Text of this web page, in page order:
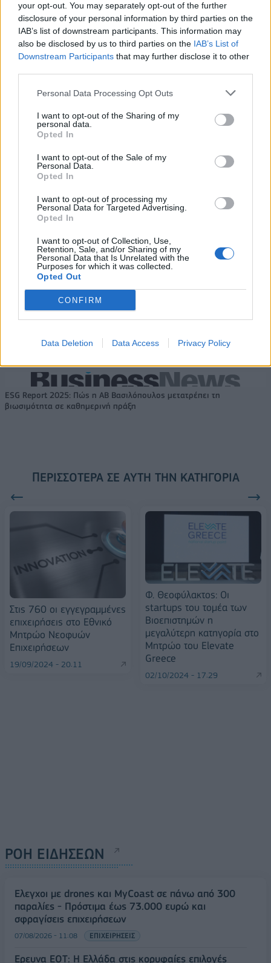
your opt-out. You may separately opt-out of the further
disclosure of your personal information by third parties on the
IAB’s list of downstream participants. This information may
also be disclosed by us to third parties on the IAB’s List of
Downstream Participants that may further disclose it to other
Personal Data Processing Opt Outs
I want to opt-out of the Sharing of my
personal data.
Opted In
I want to opt-out of the Sale of my
Personal Data.
Opted In
I want to opt-out of processing my
Personal Data for Targeted Advertising.
Opted In
I want to opt-out of Collection, Use,
Retention, Sale, and/or Sharing of my
Personal Data that Is Unrelated with the
Purposes for which it was collected.
Opted Out
CONFIRM
Data Deletion Data Access Privacy Policy
Καρδίτσα: Επέστρεψε υγιής ο
ΠΑΟΚ: Η άφιξη του Μπεν Μουρ
στη Θεσσαλονίκη (pics)
εκατ. ευρώ στο α' εξάμηνο –
Στα 734 εκατ. ευρώ τα EBITDA
σιδηροτροχιών στο Μετρό της
Αθήνας - Στο τελικό στάδιο το
Η Chery επενδύει 75 εκατ. δολάρια στην KG Mobility
Το FIAT 500 Hybrid τώρα από
18.990 ευρώ
18η συνεχόμενη χρονιά για τον
FTSE4Good
Alpha Bank: Για πρώτη φορά το Αρχαίο Θέατρο Επιδαύρου άνοιξε τις
πύλες του σε όλους
ESG Report 2025: Πώς η ΑΒ Βασιλόπουλος μετατρέπει τη
βιωσιμότητα σε καθημερινή πράξη
ΠΕΡΙΣΣΌΤΕΡΑ ΣΕ ΑΥΤΉ ΤΗΝ ΚΑΤΗΓΟΡΊΑ
Στις 760 οι εγγεγραμμένες
επιχειρήσεις στο Εθνικό
Μητρώο Νεοφυών
Επιχειρήσεων
19/09/2024 - 20:11
Φ. Θεοφύλακτος: Οι
startups του τομέα των
Βιοεπιστημών η
μεγαλύτερη κατηγορία στο
Μητρώο του Elevate
Greece
02/10/2024 - 17:29
ΡΟΗ ΕΙΔΗΣΕΩΝ
Έλεγχοι με drones και MyCoast σε πάνω από 300
παραλίες - Πρόστιμα έως 73.000 ευρώ και
σφραγίσεις επιχειρήσεων
07/08/2026 - 11:08 ΕΠΙΧΕΙΡΗΣΕΙΣ
Έρευνα ΕΟΤ: Η Ελλάδα στις κορυφαίες επιλογές